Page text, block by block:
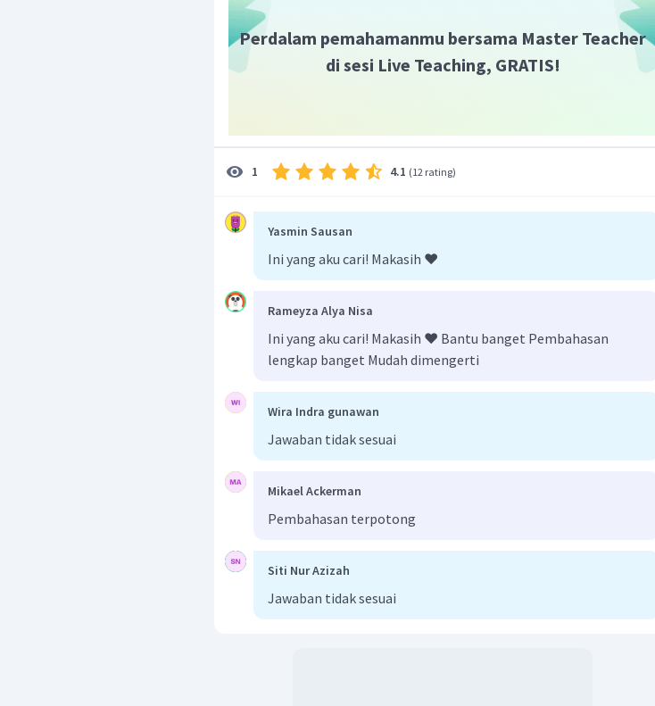
Perdalam pemahamanmu bersama Master Teacher
di sesi Live Teaching, GRATIS!
1 4.1 (12 rating)
Yasmin Sausan
Ini yang aku cari! Makasih ❤️
Rameyza Alya Nisa
Ini yang aku cari! Makasih ❤️ Bantu banget Pembahasan
lengkap banget Mudah dimengerti
Wira Indra gunawan
Jawaban tidak sesuai
Mikael Ackerman
Pembahasan terpotong
Siti Nur Azizah
Jawaban tidak sesuai